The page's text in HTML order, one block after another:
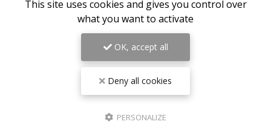
This site uses cookies and gives you control over
what you want to activate
OK, accept all
Deny all cookies
PERSONALIZE